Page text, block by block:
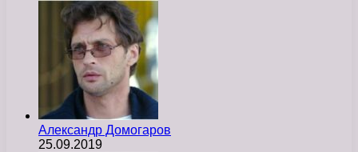
Александр Домогаров
25.09.2019